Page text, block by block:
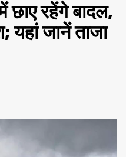
रहेंगे बादल,
यहां जानें ताजा